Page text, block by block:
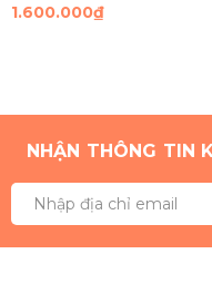
1.600.000₫
NHẬN THÔNG TIN